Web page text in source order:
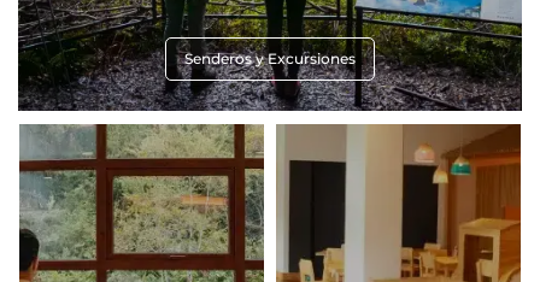
Senderos y Excursiones